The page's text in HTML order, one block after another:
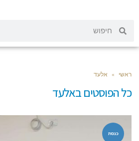
ראשי » אלעד
כל הפוסטים באלעד
כנסת